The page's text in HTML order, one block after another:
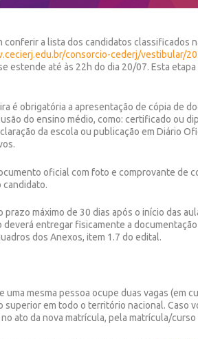
a lista dos candidatos classificados
consorcio-cederj/vestibular/
estende até às 22h do dia 20/07. Esta
é obrigatória a apresentação de cópia de
do ensino médio, como: certificado ou
da escola ou publicação em Diário
oficial com foto e comprovante de
candidato.
máximo de 30 dias após o início das
entregar fisicamente a
dos Anexos, item 1.7 do edital.
mesma pessoa ocupe duas vagas (em
em todo o território nacional. Caso
ato da nova matrícula, pela matrícula/